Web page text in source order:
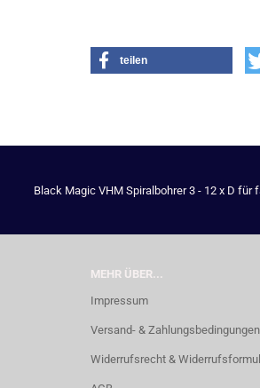
teilen
Black Magic VHM Spiralbohrer 3 - 12 x D
MEHR ÜBER...
Impressum
Versand- & Zahlungsbedingungen
Widerrufsrecht &